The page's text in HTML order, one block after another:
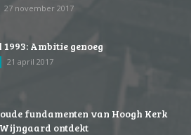
27 november 2017
Ambitie genoeg
21 april 2017
fundamenten van Hoogh Kerk
ontdekt